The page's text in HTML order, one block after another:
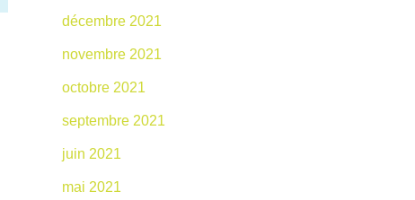
décembre 2021
novembre 2021
octobre 2021
septembre 2021
juin 2021
mai 2021